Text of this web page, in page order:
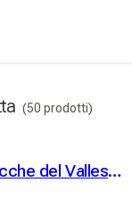
(50 prodotti)
Albicocche del Vallese essiccate. 100% frutta